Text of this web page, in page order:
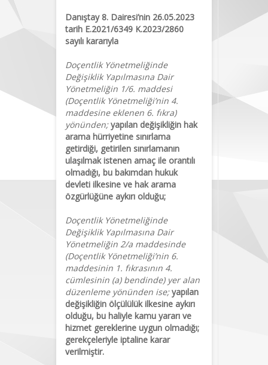
Danıştay 8. Dairesi’nin 26.05.2023
tarih E.2021/6349 K.2023/2860
sayılı kararıyla
Doçentlik Yönetmeliğinde
Değişiklik Yapılmasına Dair
Yönetmeliğin 1/6. maddesi
(Doçentlik Yönetmeliği’nin 4.
maddesine eklenen 6. fıkra)
yönünden;yapılan değişikliğin hak
arama hürriyetine sınırlama
getirdiği, getirilen sınırlamanın
ulaşılmak istenen amaç ile orantılı
olmadığı, bu bakımdan hukuk
devleti ilkesine ve hak arama
özgürlüğüne aykırı olduğu;
Doçentlik Yönetmeliğinde
Değişiklik Yapılmasına Dair
Yönetmeliğin 2/a maddesinde
(Doçentlik Yönetmeliği’nin 6.
maddesinin 1. fıkrasının 4.
cümlesinin (a) bendinde) yer alan
düzenleme yönünden ise;yapılan
değişikliğin ölçülülük ilkesine aykırı
olduğu, bu haliyle kamu yararı ve
hizmet gereklerine uygun olmadığı;
gerekçeleriyle iptaline karar
verilmiştir.